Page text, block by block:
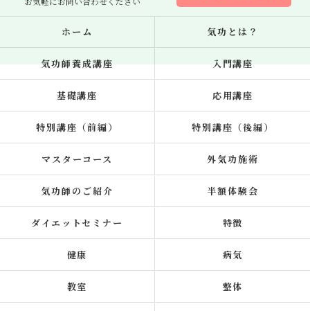
ホーム 気功とは？
気功師養成講座 入門講座
基礎講座 応用講座
特別講座（前編） 特別講座（後編）
マスターコース 外気功施術
気功師のご紹介 半額体験会
ダイエットセミナー 特徴
健康 病気
教室 整体